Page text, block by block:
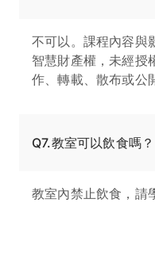
不可以。課程內容與
智慧財產權，未經授
作、轉載、散布或公
Q7.教室可以飲食嗎？
教室內禁止飲食，請